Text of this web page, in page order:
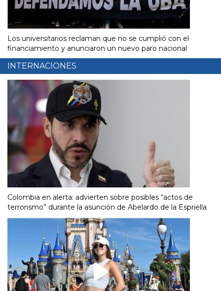
Los universitarios reclaman que no se cumplió con el
financiamiento y anunciaron un nuevo paro nacional
INTERNACIONES
Colombia en alerta: advierten sobre posibles “actos de
terrorismo” durante la asunción de Abelardo de la Espriella